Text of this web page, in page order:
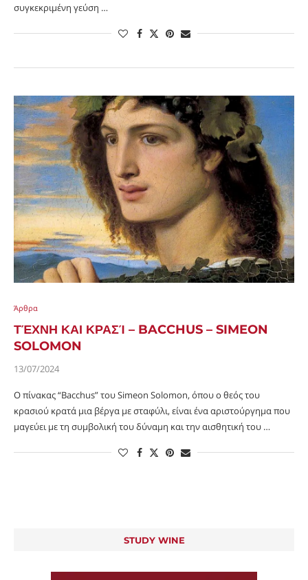
συγκεκριμένη γεύση …
Άρθρα
ΤΈΧΝΗ ΚΑΙ ΚΡΑΣΊ – BACCHUS – SIMEON
SOLOMON
13/07/2024
Ο πίνακας “Bacchus” του Simeon Solomon, όπου ο θεός του
κρασιού κρατά μια βέργα με σταφύλι, είναι ένα αριστούργημα που
μαγεύει με τη συμβολική του δύναμη και την αισθητική του …
STUDY WINE